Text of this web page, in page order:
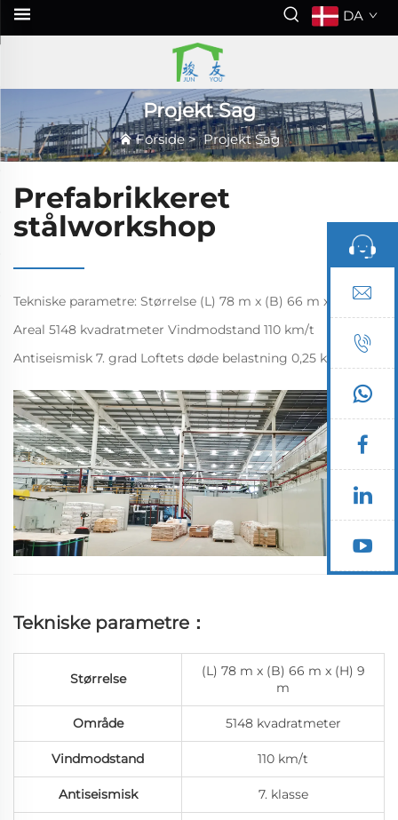
DA
Projekt Sag
Forside>Projekt Sag
Prefabrikkeret
stålworkshop
Tekniske parametre: Størrelse (L) 78 m x (B) 66 m x (H) 9 m
Areal 5148 kvadratmeter Vindmodstand 110 km/t
Antiseismisk 7. grad Loftets døde belastning 0,25 kN/m²
Loftets variable belastning 0,3 kN/m² Projektinfo. Dette er
vores anden...
Tekniske parametre：
Størrelse
(L) 78 m x (B) 66 m x (H) 9
m
Område 5148 kvadratmeter
Vindmodstand 110 km/t
Antiseismisk 7. klasse